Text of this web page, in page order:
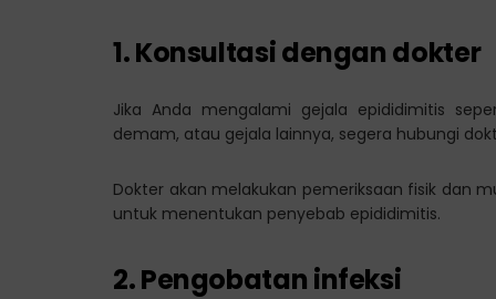
1.Konsultasi dengan dokter
Jika Anda mengalami gejala epididimitis
demam, atau gejala lainnya, segera hubungi
Dokter akan melakukan pemeriksaan fisik dan
untuk menentukan penyebab epididimitis.
2.Pengobatan infeksi